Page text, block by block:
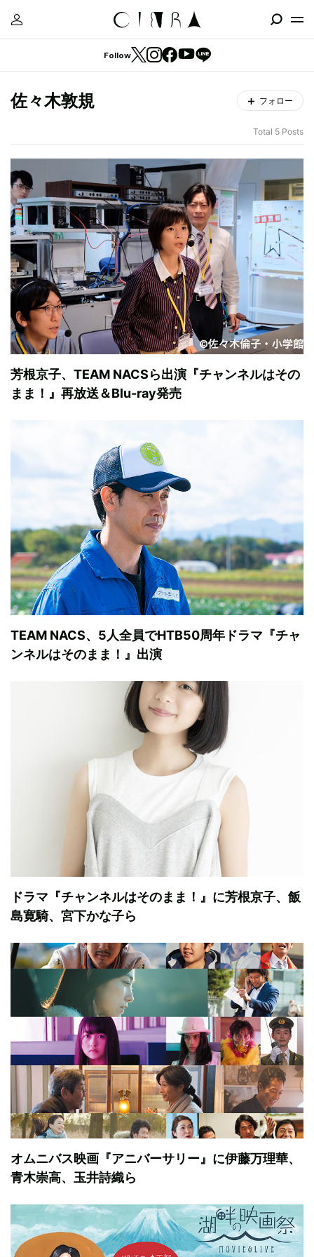
Follow
佐々木敦規 フォロー
Total 5 Posts
芳根京子、TEAM NACSら出演『チャンネルはその
まま！』再放送＆Blu-ray発売
TEAM NACS、5人全員でHTB50周年ドラマ『チャ
ンネルはそのまま！』出演
ドラマ『チャンネルはそのまま！』に芳根京子、飯
島寛騎、宮下かな子ら
オムニバス映画『アニバーサリー』に伊藤万理華、
青木崇高、玉井詩織ら